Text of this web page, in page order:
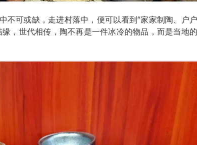
不可或缺，走进村落中，便可以看到“家家制陶、户户
，世代相传，陶不再是一件冰冷的物品，而是当地的